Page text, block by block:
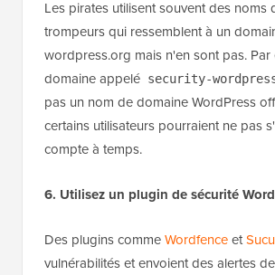
Les pirates utilisent souvent des noms
trompeurs qui ressemblent à un
wordpress.org mais n'en sont pas. Par
domaine appelé security-
pas un nom de domaine WordPress
certains utilisateurs pourraient ne pas
compte à temps.
6. Utilisez un plugin de sécurité
Des plugins commeWordfenceet
vulnérabilités et envoient des alertes